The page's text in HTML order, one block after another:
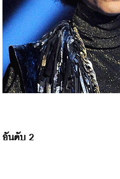
อันดับ 2